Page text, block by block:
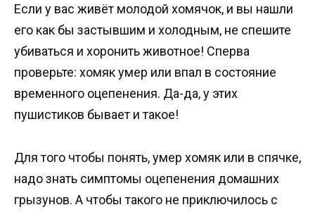
Если у вас живёт молодой хомячок, и вы нашли
его как бы застывшим и холодным, не спешите
убиваться и хоронить животное! Сперва
проверьте: хомяк умер или впал в состояние
временного оцепенения. Да-да, у этих
пушистиков бывает и такое!
Для того чтобы понять, умер хомяк или в спячке,
надо знать симптомы оцепенения домашних
грызунов. А чтобы такого не приключилось с